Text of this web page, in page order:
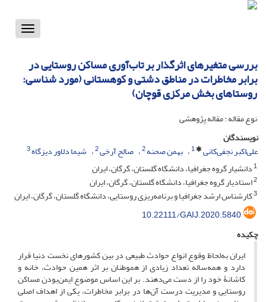
Toggle
بررسی متغیرهای اثرگذار بر تاب‌آوری مساکن روستایی در
برابر مخاطرات در مناطق دشتی و کوهستانی (مورد شناسی:
روستاهای بخش مرکزی قوچان)
نوع مقاله : مقاله پژوهشی
نویسندگان
علی‌‌اکبر نجفی‌‌کانی
1 بهمن صحنه2 صالح آرخی2 شیما دلاور دیزگاه3
1دانشیار گروه جغرافیا، دانشگاه گلستان، گرگان، ایران
2استادیار گروه جغرافیا، دانشگاه گلستان، گرگان، ایران
3کارشناس ارشد جغرافیا و برنامه‌‌ریزی روستایی، دانشگاه گلستان، گرگان، ایران
10.22111/GAIJ.2020.5840
چکیده
ایران به‌لحاظ وقوع انواع حوادث طبیعی در بین کشورهای نخست دنیا قرار
دارد و همه‌ساله تعداد زیادی از هموطنان بر اثر همین حوادث، خانه و
کاشانۀ خود را از دست می‌دهند. بر این اساس موضوع ایمن‌بودن مساکن
روستایی و مدیریت درست آن‌ها در برابر مخاطرات، یکی از اهداف اصلی